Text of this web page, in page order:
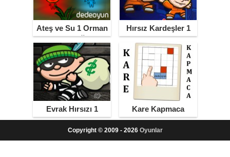
Ateş ve Su 1 Orman
Tapınağı
Hırsız Kardeşler 1
Evrak Hırsızı 1 Kare Kapmaca
Copyright © 2009 - 2026 Oyunlar